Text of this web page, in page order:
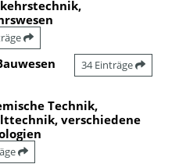
34 Einträge
Technik,
verschiedene